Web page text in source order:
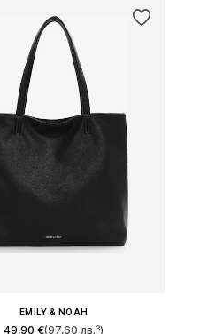
EMILY & NOAH
49,90 €(97,60 лв.³)